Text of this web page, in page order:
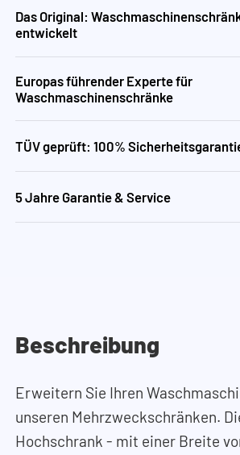
Das Original:
entwickelt
Europas führender Experte für
Waschmaschinenschränke
TÜV geprüft: 100%
5 Jahre Garantie & Service
Beschreibung
Erweitern Sie Ihren
unseren Mehrzweckschränken.
Hochschrank - mit einer Breite